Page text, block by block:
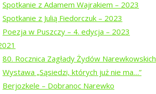
Spotkanie z Adamem Wajrakiem – 2023
Spotkanie z Julią Fiedorczuk – 2023
Poezja w Puszczy – 4. edycja – 2023
80. Rocznica Zagłady Żydów Narewkowskich
Wystawa „Sąsiedzi, których już nie ma…”
Berjozkele – Dobranoc Narewko
zapomniane uchodźstwo
the exile / Бежанства
Julii Fiedorczuk „Glif”
– spotkanie z Anetą Prymaką
5. edycja – 2024